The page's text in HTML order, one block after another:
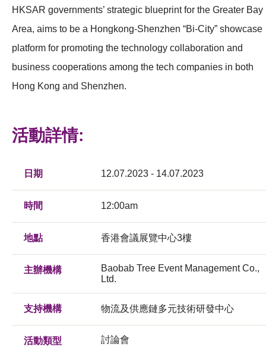
HKSAR governments’ strategic blueprint for the Greater Bay
Area, aims to be a Hongkong-Shenzhen “Bi-City” showcase
platform for promoting the technology collaboration and
business cooperations among the tech companies in both
Hong Kong and Shenzhen.
活動詳情:
日期 12.07.2023 - 14.07.2023
時間 12:00am
地點 香港會議展覽中心3樓
主辦機構
Baobab Tree Event Management Co.,
Ltd.
支持機構 物流及供應鏈多元技術研發中心
活動類型 討論會